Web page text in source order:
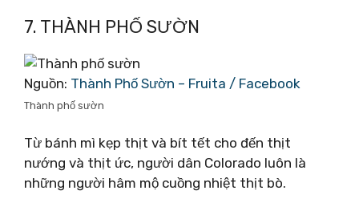
7. THÀNH PHỐ SƯỜN
Nguồn: Thành Phố Sườn – Fruita / Facebook
Thành phố sườn
Từ bánh mì kẹp thịt và bít tết cho đến thịt
nướng và thịt ức, người dân Colorado luôn là
những người hâm mộ cuồng nhiệt thịt bò.